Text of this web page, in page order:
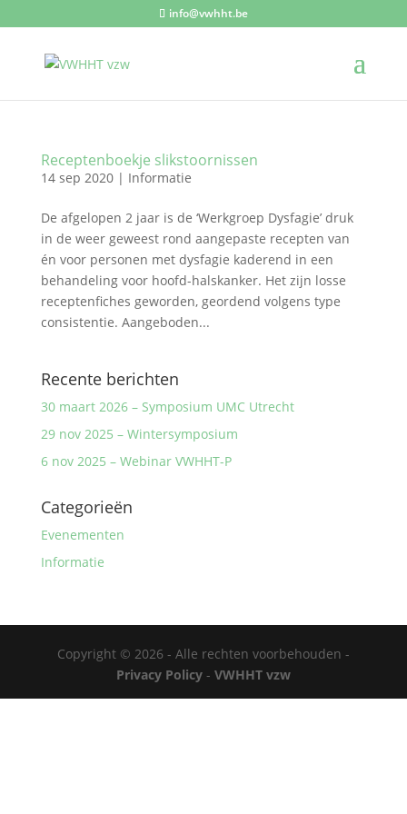
info@vwhht.be
Receptenboekje slikstoornissen
14 sep 2020| Informatie
De afgelopen 2 jaar is de ‘Werkgroep Dysfagie’ druk
in de weer geweest rond aangepaste recepten van
én voor personen met dysfagie kaderend in een
behandeling voor hoofd-halskanker. Het zijn losse
receptenfiches geworden, geordend volgens type
consistentie. Aangeboden...
Recente berichten
30 maart 2026 – Symposium UMC Utrecht
29 nov 2025 – Wintersymposium
6 nov 2025 – Webinar VWHHT-P
Categorieën
Evenementen
Informatie
Copyright © 2026 - Alle rechten voorbehouden -
Privacy Policy- VWHHT vzw